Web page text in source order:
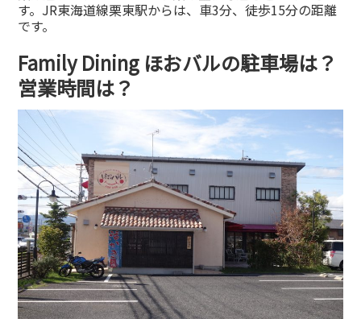
す。JR東海道線栗東駅からは、車3分、徒歩15分の距離
です。
Family Dining ほおバルの駐車場は？
営業時間は？